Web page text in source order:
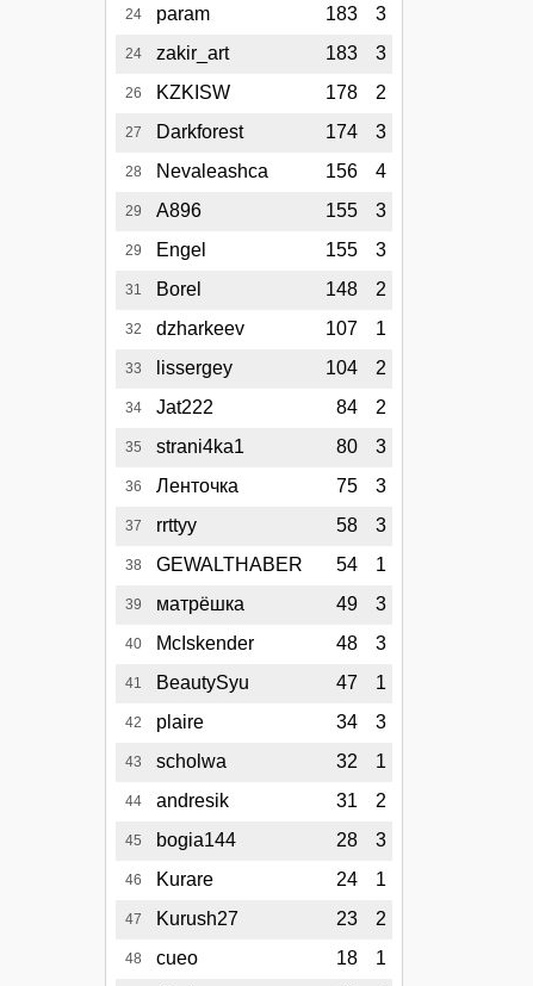
24 param 183 3
24 zakir_art 183 3
26 KZKISW 178 2
27 Darkforest 174 3
28 Nevaleashca 156 4
29 A896 155 3
29 Engel 155 3
31 Borel 148 2
32 dzharkeev 107 1
33 lissergey 104 2
34 Jat222 84 2
35 strani4ka1 80 3
36 Ленточка 75 3
37 rrttyy 58 3
38 GEWALTHABER 54 1
39 матрёшка 49 3
40 McIskender 48 3
41 BeautySyu 47 1
42 plaire 34 3
43 scholwa 32 1
44 andresik 31 2
45 bogia144 28 3
46 Kurare 24 1
47 Kurush27 23 2
48 cueo 18 1